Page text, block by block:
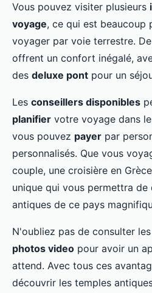
Vous pouvez visiter plusieurs
voyage, ce qui est beaucoup
voyager par voie terrestre.
offrent un confort inégalé,
des deluxe pont pour un
Les conseillers disponibles
planifier votre voyage dans
vous pouvez payer par
personnalisés. Que vous
couple, une croisière en
unique qui vous permettra
antiques de ce pays
N'oubliez pas de consulter les
photos video pour avoir un
attend. Avec tous ces
découvrir les temples